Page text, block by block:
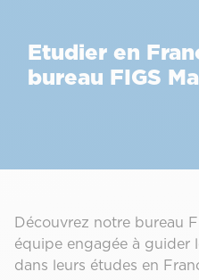
Etudier en
bureau FIGS
Découvrez notre bureau
équipe engagée à guider
dans leurs études en